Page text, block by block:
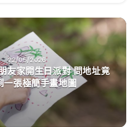
22/05/2026
友家開生日派對 問地址竟
一張極簡手畫地圖